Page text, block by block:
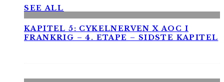
SEE ALL
KAPITEL 5: CYKELNERVEN X AOC I
FRANKRIG – 4. ETAPE – SIDSTE KAPITEL